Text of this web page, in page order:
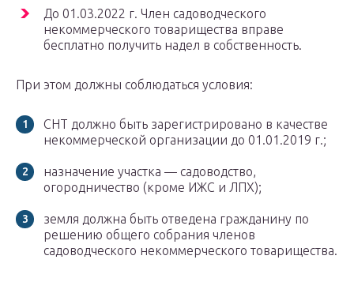
До 01.03.2022 г. Член садоводческого
некоммерческого товарищества вправе
бесплатно получить надел в собственность.
При этом должны соблюдаться условия:
СНТ должно быть зарегистрировано в качестве
некоммерческой организации до 01.01.2019 г.;
назначение участка — садоводство,
огородничество (кроме ИЖС и ЛПХ);
земля должна быть отведена гражданину по
решению общего собрания членов
садоводческого некоммерческого товарищества.